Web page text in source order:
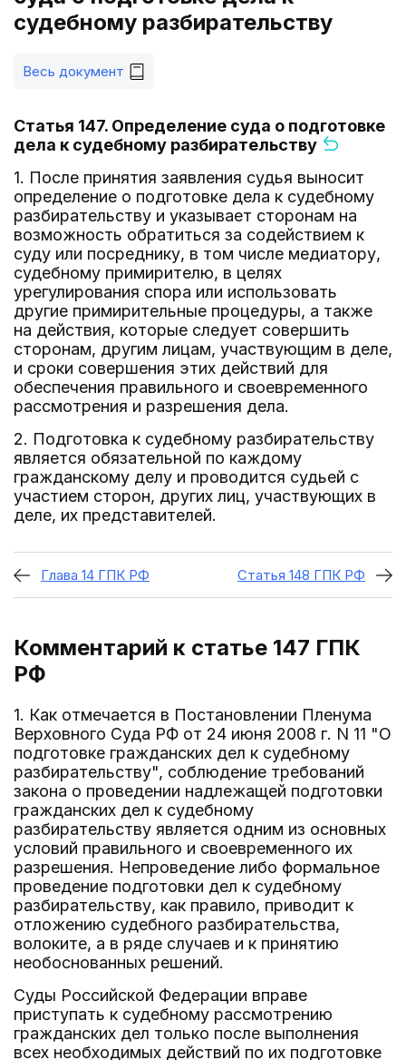
судебному разбирательству
Весь документ
Статья 147. Определение суда о подготовке
дела к судебному разбирательству
1. После принятия заявления судья выносит
определение о подготовке дела к судебному
разбирательству и указывает сторонам на
возможность обратиться за содействием к
суду или посреднику, в том числе медиатору,
судебному примирителю, в целях
урегулирования спора или использовать
другие примирительные процедуры, а также
на действия, которые следует совершить
сторонам, другим лицам, участвующим в деле,
и сроки совершения этих действий для
обеспечения правильного и своевременного
рассмотрения и разрешения дела.
2. Подготовка к судебному разбирательству
является обязательной по каждому
гражданскому делу и проводится судьей с
участием сторон, других лиц, участвующих в
деле, их представителей.
Глава 14 ГПК РФ Статья 148 ГПК РФ
Комментарий к статье 147 ГПК
РФ
1. Как отмечается в Постановлении Пленума
Верховного Суда РФ от 24 июня 2008 г. N 11 "О
подготовке гражданских дел к судебному
разбирательству", соблюдение требований
закона о проведении надлежащей подготовки
гражданских дел к судебному
разбирательству является одним из основных
условий правильного и своевременного их
разрешения. Непроведение либо формальное
проведение подготовки дел к судебному
разбирательству, как правило, приводит к
отложению судебного разбирательства,
волоките, а в ряде случаев и к принятию
необоснованных решений.
Суды Российской Федерации вправе
приступать к судебному рассмотрению
гражданских дел только после выполнения
всех необходимых действий по их подготовке